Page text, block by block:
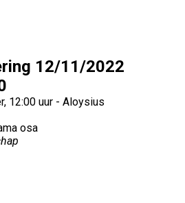
12/11/2022
12:00 uur - Aloysius
osa